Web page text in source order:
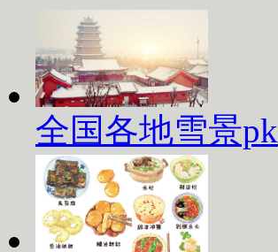
全国各地雪景pk